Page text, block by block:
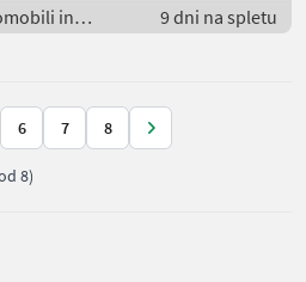
in
kolesa /
9 dni na spletu
6 7 8
8)